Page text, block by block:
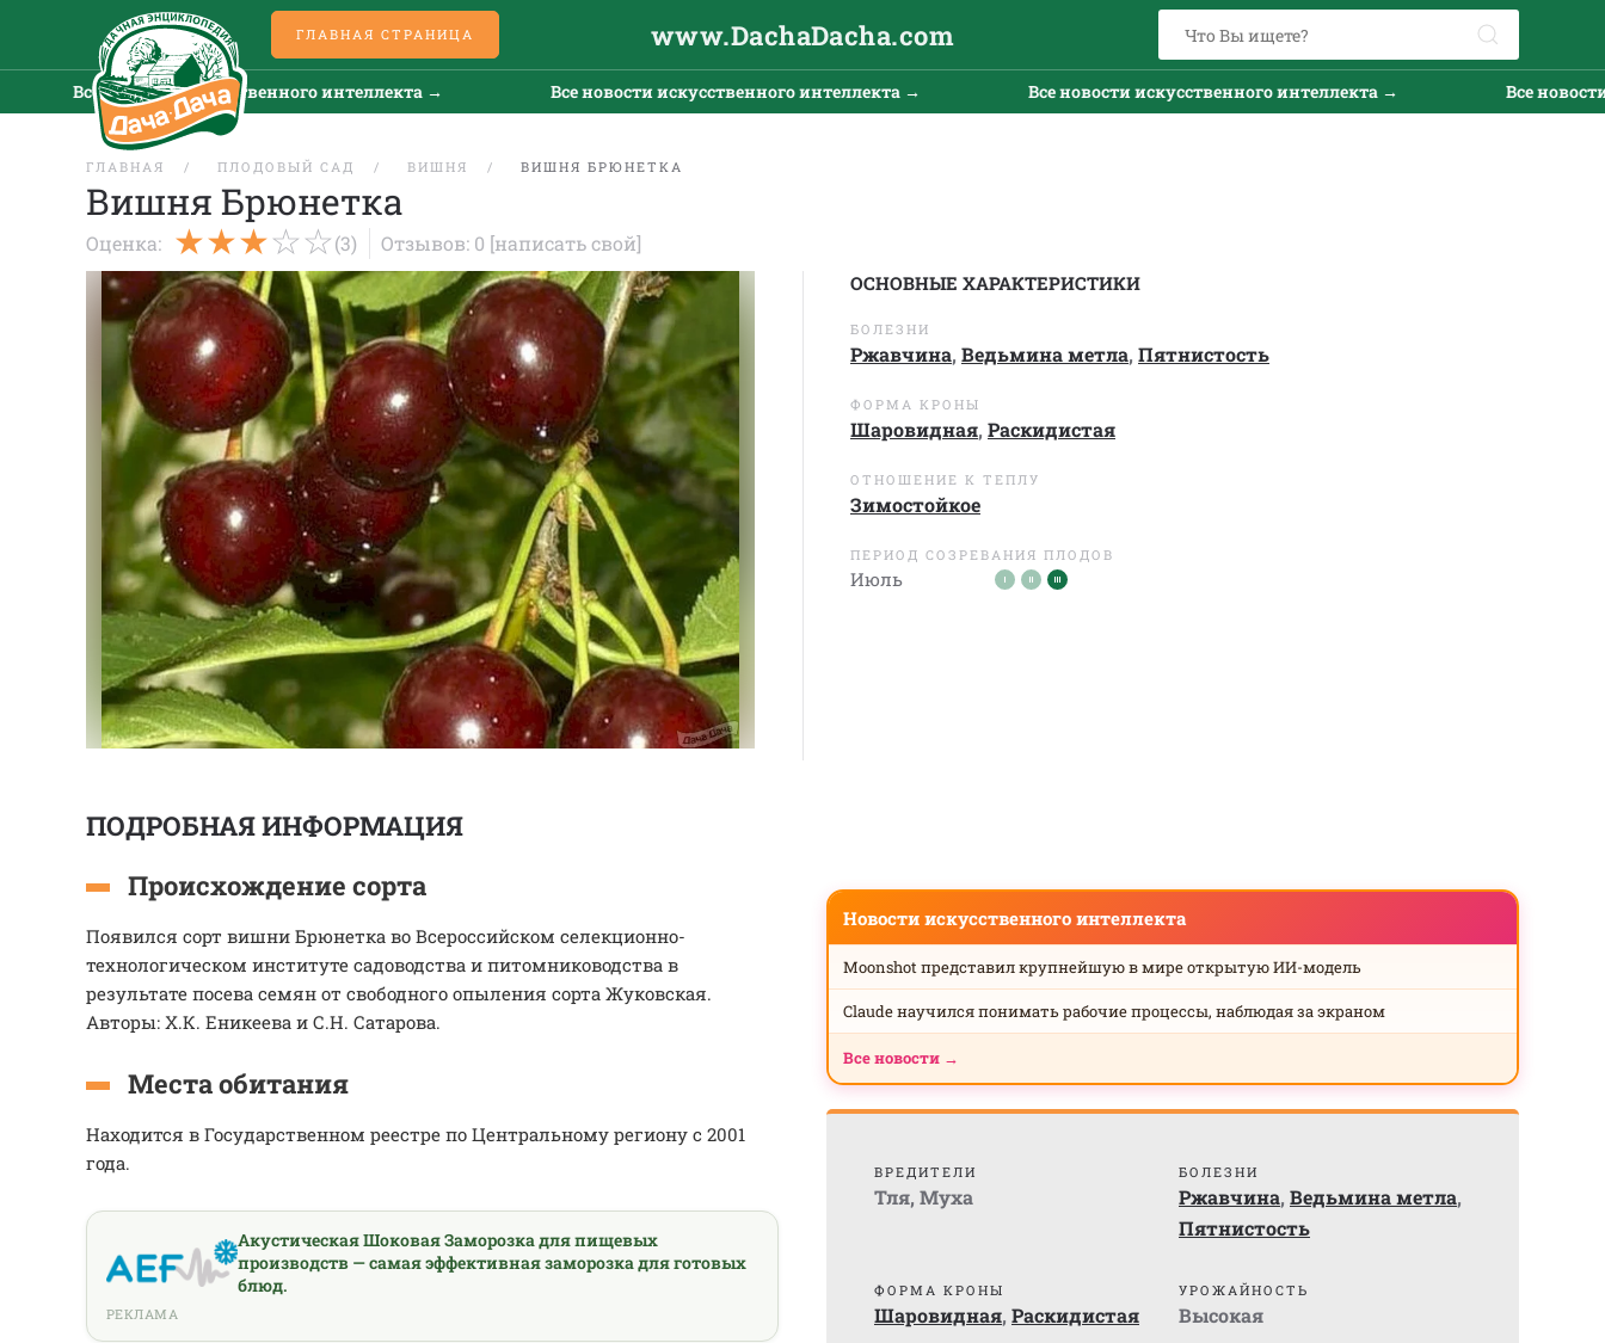
ГЛАВНАЯ СТРАНИЦА www.DachaDacha.com
Все новости искусственного интеллекта → Все новости искусственного интеллекта → Все новости искусственного интеллекта → Все новости
ГЛАВНАЯ ПЛОДОВЫЙ САД ВИШНЯ ВИШНЯ БРЮНЕТКА
Вишня Брюнетка
Оценка: (3) Отзывов: 0 [написать свой]
ОСНОВНЫЕ ХАРАКТЕРИСТИКИ
БОЛЕЗНИ
Ржавчина, Ведьмина метла, Пятнистость
ФОРМА КРОНЫ
Шаровидная, Раскидистая
ОТНОШЕНИЕ К ТЕПЛУ
Зимостойкое
ПЕРИОД СОЗРЕВАНИЯ ПЛОДОВ
Июль
ПОДРОБНАЯ ИНФОРМАЦИЯ
Происхождение сорта
Появился сорт вишни Брюнетка во Всероссийском селекционно-
технологическом институте садоводства и питомниководства в
результате посева семян от свободного опыления сорта Жуковская.
Авторы: Х.К. Еникеева и С.Н. Сатарова.
Места обитания
Находится в Государственном реестре по Центральному региону с 2001
года.
Акустическая Шоковая Заморозка для пищевых
производств — самая эффективная заморозка для готовых
блюд.
РЕКЛАМА
Новости искусственного интеллекта
Moonshot представил крупнейшую в мире открытую ИИ-модель
Claude научился понимать рабочие процессы, наблюдая за экраном
Все новости →
ВРЕДИТЕЛИ
Тля, Муха
БОЛЕЗНИ
Ржавчина, Ведьмина метла,
Пятнистость
ФОРМА КРОНЫ
Шаровидная, Раскидистая
УРОЖАЙНОСТЬ
Высокая